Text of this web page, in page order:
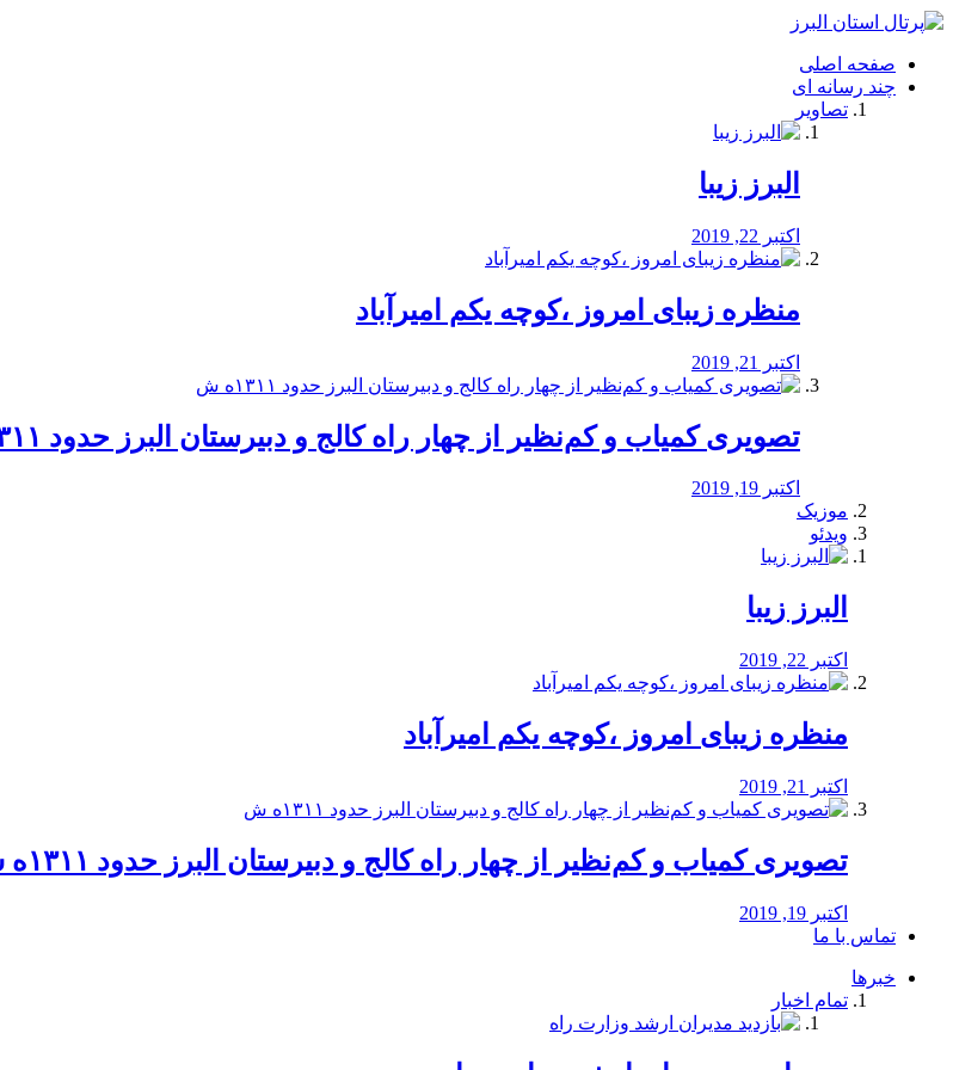
فصد
شرق
تهران
خشکشویی
صفحه اصلی
چند رسانه ای
تصاویر
البرز زیبا
اکتبر 22, 2019
منظره‌‌ زیبای امروز ،کوچه یکم امیرآباد
اکتبر 21, 2019
️تصویری کمیاب و کم‌نظیر از چهار راه كالج و دبيرستان البرز حدود ۱۳۱۱ه ش
اکتبر 19, 2019
موزیک
ویدئو
البرز زیبا
اکتبر 22, 2019
منظره‌‌ زیبای امروز ،کوچه یکم امیرآباد
اکتبر 21, 2019
️تصویری کمیاب و کم‌نظیر از چهار راه كالج و دبيرستان البرز حدود ۱۳۱۱ه ش
اکتبر 19, 2019
تماس با ما
خبرها
تمام اخبار